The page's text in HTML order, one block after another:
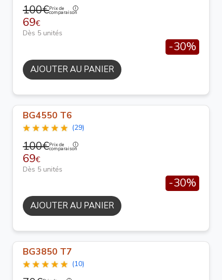
100€Prix de
comparaison
69€
Dès 5 unités
-30%
AJOUTER AU PANIER
BG4550 T6
(29)
100€Prix de
comparaison
69€
Dès 5 unités
-30%
AJOUTER AU PANIER
BG3850 T7
(10)